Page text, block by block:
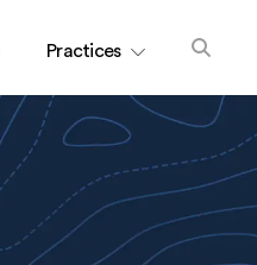
Practices